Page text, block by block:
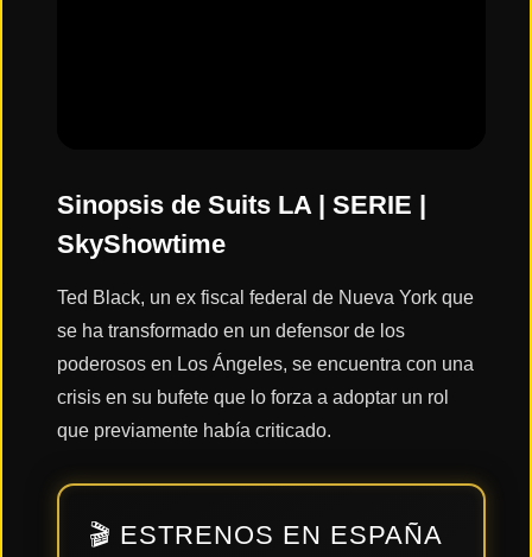
Acción
Sinopsis de Suits LA | SERIE |
SkyShowtime
Ted Black, un ex fiscal federal de Nueva York que
se ha transformado en un defensor de los
poderosos en Los Ángeles, se encuentra con una
crisis en su bufete que lo forza a adoptar un rol
que previamente había criticado.
🎬 ESTRENOS EN ESPAÑA